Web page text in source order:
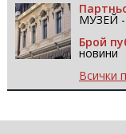
МУЗЕЙ
Брой
новини
Всички